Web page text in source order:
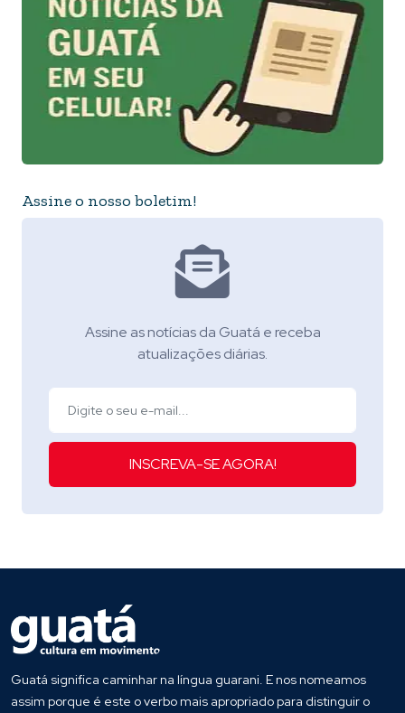
Assine o nosso boletim!
Assine as notícias da Guatá e receba
atualizações diárias.
INSCREVA-SE AGORA!
Guatá significa caminhar na língua guarani. E nos nomeamos
assim porque é este o verbo mais apropriado para distinguir o